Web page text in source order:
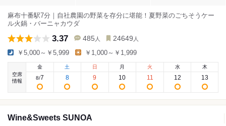
麻布十番駅7分｜自社農園の野菜を存分に堪能！夏野菜のごちそうケー
ル火鍋・バーニャカウダ
3.37 485 人 24649 人
￥5,000～￥5,999 ￥1,000～￥1,999
空席
情報
金
8/7
土
8
日
9
月
10
火
11
水
12
木
13
Wine&Sweets SUNOA